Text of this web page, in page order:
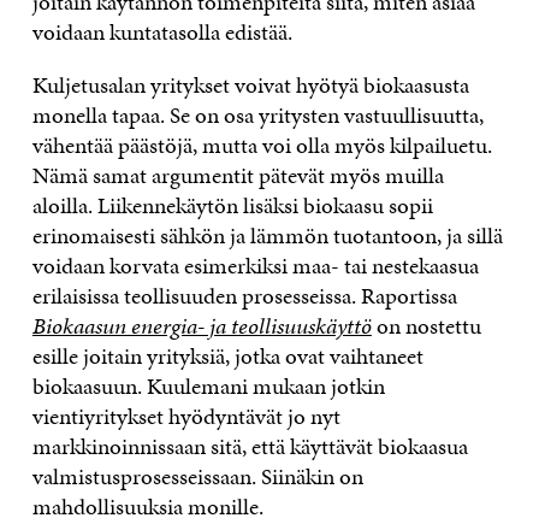
voidaan kuntatasolla edistää.
Kuljetusalan yritykset voivat hyötyä biokaasusta
monella tapaa. Se on osa yritysten vastuullisuutta,
vähentää päästöjä, mutta voi olla myös kilpailuetu.
Nämä samat argumentit pätevät myös muilla
aloilla. Liikennekäytön lisäksi biokaasu sopii
erinomaisesti sähkön ja lämmön tuotantoon, ja sillä
voidaan korvata esimerkiksi maa- tai nestekaasua
erilaisissa teollisuuden prosesseissa. Raportissa
Biokaasun energia- ja teollisuuskäyttöon nostettu
esille joitain yrityksiä, jotka ovat vaihtaneet
biokaasuun. Kuulemani mukaan jotkin
vientiyritykset hyödyntävät jo nyt
markkinoinnissaan sitä, että käyttävät biokaasua
valmistusprosesseissaan. Siinäkin on
mahdollisuuksia monille.